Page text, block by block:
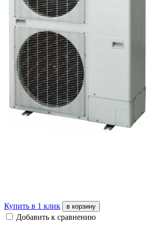
Купить в 1 клик в корзину
Добавить к сравнению